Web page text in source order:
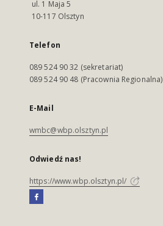
ul. 1 Maja 5
10-117 Olsztyn
Telefon
089 524 90 32 (sekretariat)
089 524 90 48 (Pracownia Regionalna)
E-Mail
wmbc@wbp.olsztyn.pl
Odwiedź nas!
https://www.wbp.olsztyn.pl/